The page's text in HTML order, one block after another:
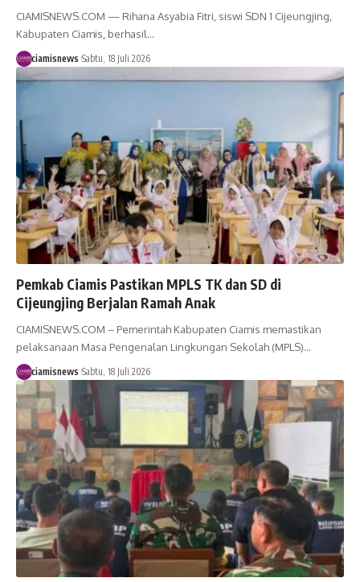
CIAMISNEWS.COM — Rihana Asyabia Fitri, siswi SDN 1 Cijeungjing,
Kabupaten Ciamis, berhasil…
ciamisnews Sabtu, 18 Juli 2026
Pemkab Ciamis Pastikan MPLS TK dan SD di
Cijeungjing Berjalan Ramah Anak
CIAMISNEWS.COM – Pemerintah Kabupaten Ciamis memastikan
pelaksanaan Masa Pengenalan Lingkungan Sekolah (MPLS)…
ciamisnews Sabtu, 18 Juli 2026